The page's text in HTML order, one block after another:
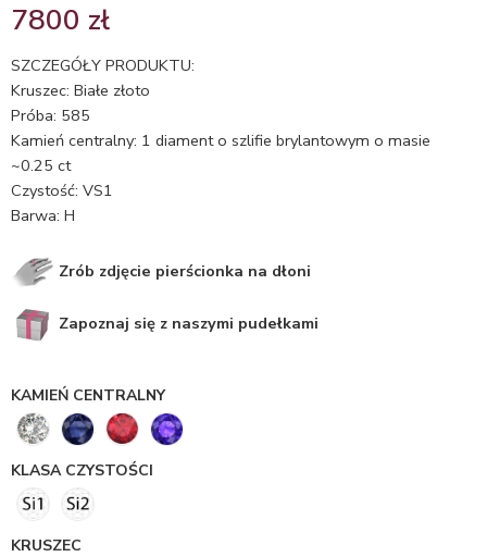
7800 zł
SZCZEGÓŁY PRODUKTU:
Kruszec: Białe złoto
Próba: 585
Kamień centralny: 1 diament o szlifie brylantowym o masie
~0.25 ct
Czystość: VS1
Barwa: H
Zrób zdjęcie pierścionka na dłoni
Zapoznaj się z naszymi pudełkami
KAMIEŃ CENTRALNY
KLASA CZYSTOŚCI
KRUSZEC